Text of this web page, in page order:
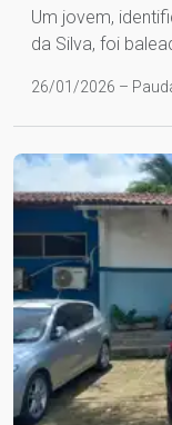
Um jovem,
da Silva, foi
26/01/2026 –